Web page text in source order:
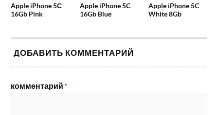
Apple iPhone 5С
16Gb Pink
Apple iPhone 5C
16Gb Blue
Apple iPhone 5C
White 8Gb
ДОБАВИТЬ КОММЕНТАРИЙ
комментарий*